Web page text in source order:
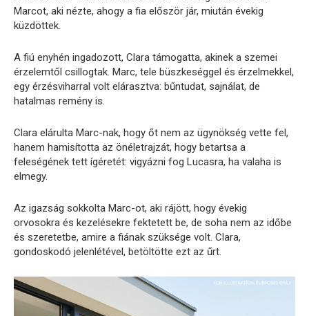
Marcot, aki nézte, ahogy a fia először jár, miután évekig
küzdöttek.
A fiú enyhén ingadozott, Clara támogatta, akinek a szemei
érzelemtől csillogtak. Marc, tele büszkeséggel és érzelmekkel,
egy érzésviharral volt elárasztva: bűntudat, sajnálat, de
hatalmas remény is.
Clara elárulta Marc-nak, hogy őt nem az ügynökség vette fel,
hanem hamisította az önéletrajzát, hogy betartsa a
feleségének tett ígéretét: vigyázni fog Lucasra, ha valaha is
elmegy.
Az igazság sokkolta Marc-ot, aki rájött, hogy évekig
orvosokra és kezelésekre fektetett be, de soha nem az időbe
és szeretetbe, amire a fiának szüksége volt. Clara,
gondoskodó jelenlétével, betöltötte ezt az űrt.